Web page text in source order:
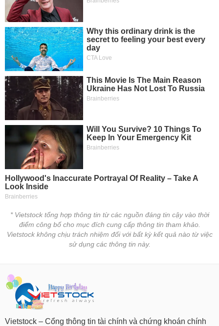
* Vietstock tổng hợp thông tin từ các nguồn đáng tin cậy vào thời
điểm công bố cho mục đích cung cấp thông tin tham khảo.
Vietstock không chịu trách nhiệm đối với bất kỳ kết quả nào từ việc
sử dụng các thông tin này.
Vietstock – Cổng thông tin tài chính và chứng khoán chính